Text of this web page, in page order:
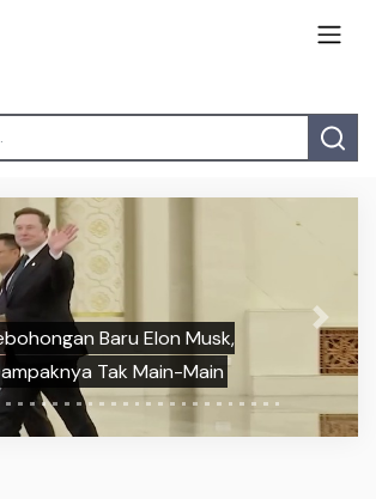
Baru Elon Musk,
Tak Main-Main
Next